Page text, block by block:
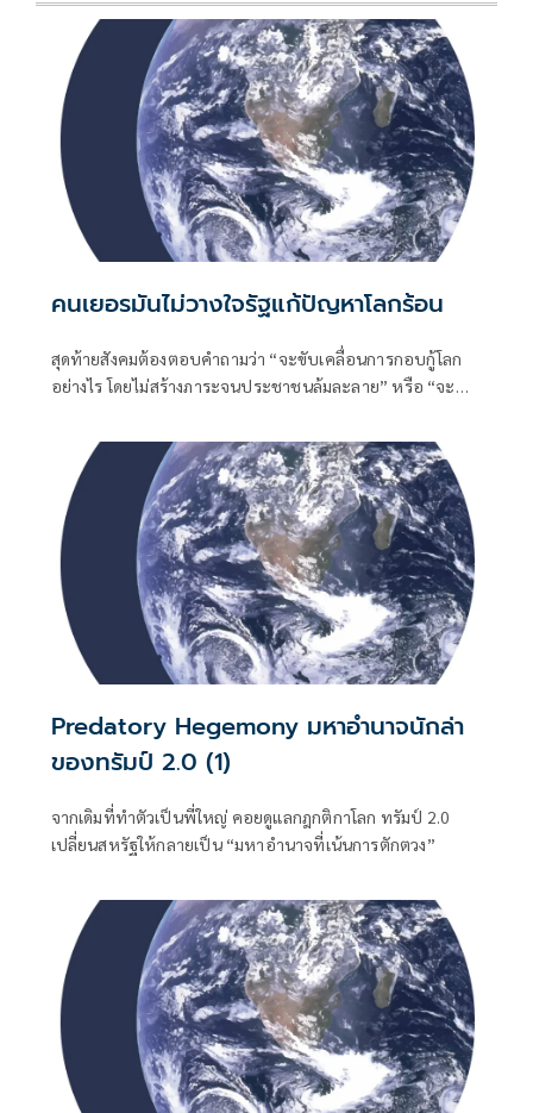
คนเยอรมันไม่วางใจรัฐแก้ปัญหาโลกร้อน
สุดท้ายสังคมต้องตอบคำถามว่า “จะขับเคลื่อนการกอบกู้โลก
อย่างไร โดยไม่สร้างภาระจนประชาชนล้มละลาย” หรือ “จะ
Predatory Hegemony มหาอำนาจนักล่า
ของทรัมป์ 2.0 (1)
จากเดิมที่ทำตัวเป็นพี่ใหญ่ คอยดูแลกฎกติกาโลก ทรัมป์ 2.0
เปลี่ยนสหรัฐให้กลายเป็น “มหาอำนาจที่เน้นการตักตวง”